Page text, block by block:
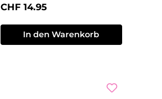
Regulärer Preis:
CHF 14.95
In den Warenkorb